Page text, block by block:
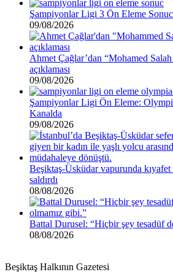
Şampiyonlar Ligi 3 Ön Eleme
09/08/2026
Ahmet Çağlar’dan “Mohamed
açıklaması
09/08/2026
Şampiyonlar Ligi Ön Eleme:
Kanalda
09/08/2026
Beşiktaş-Üsküdar vapurunda kıyafet
saldırdı
08/08/2026
Battal Durusel: “Hiçbir şey tesadüf
08/08/2026
Beşiktaş Halkının Gazetesi